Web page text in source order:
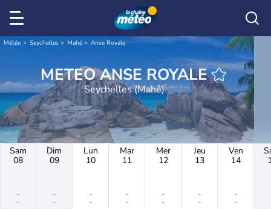
Météo Seychelles Mahé Anse Royale
METEO ANSE ROYALE
Seychelles (Mahé)
Sam
08
-
-
Dim
09
-
-
Lun
10
-
-
Mar
11
-
-
Mer
12
-
-
Jeu
13
-
-
Ven
14
-
-